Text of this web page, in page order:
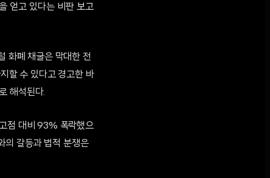
얻고 있다는 비판 보고
화폐 채굴은 막대한 전
할 수 있다고 경고한 바
해석된다.
점 대비 93% 폭락했으
의 갈등과 법적 분쟁은